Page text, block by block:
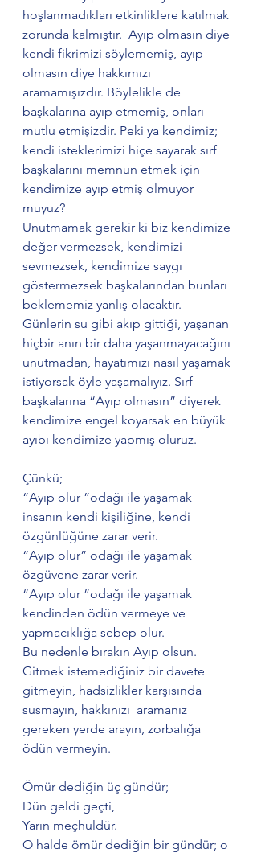
hoşlanmadıkları etkinliklere katılmak
zorunda kalmıştır.  Ayıp olmasın diye
kendi fikrimizi söylememiş, ayıp
olmasın diye hakkımızı
aramamışızdır. Böylelikle de
başkalarına ayıp etmemiş, onları
mutlu etmişizdir. Peki ya kendimiz;
kendi isteklerimizi hiçe sayarak sırf
başkalarını memnun etmek için
kendimize ayıp etmiş olmuyor
muyuz?
Unutmamak gerekir ki biz kendimize
değer vermezsek, kendimizi
sevmezsek, kendimize saygı
göstermezsek başkalarından bunları
beklememiz yanlış olacaktır.
Günlerin su gibi akıp gittiği, yaşanan
hiçbir anın bir daha yaşanmayacağını
unutmadan, hayatımızı nasıl yaşamak
istiyorsak öyle yaşamalıyız. Sırf
başkalarına “Ayıp olmasın” diyerek
kendimize engel koyarsak en büyük
ayıbı kendimize yapmış oluruz.
Çünkü;
“Ayıp olur ”odağı ile yaşamak
insanın kendi kişiliğine, kendi
özgünlüğüne zarar verir.
“Ayıp olur” odağı ile yaşamak
özgüvene zarar verir.
“Ayıp olur ”odağı ile yaşamak
kendinden ödün vermeye ve
yapmacıklığa sebep olur.
Bu nedenle bırakın Ayıp olsun.
Gitmek istemediğiniz bir davete
gitmeyin, hadsizlikler karşısında
susmayın, hakkınızı  aramanız
gereken yerde arayın, zorbalığa
ödün vermeyin.
Ömür dediğin üç gündür;
Dün geldi geçti,
Yarın meçhuldür.
O halde ömür dediğin bir gündür; o